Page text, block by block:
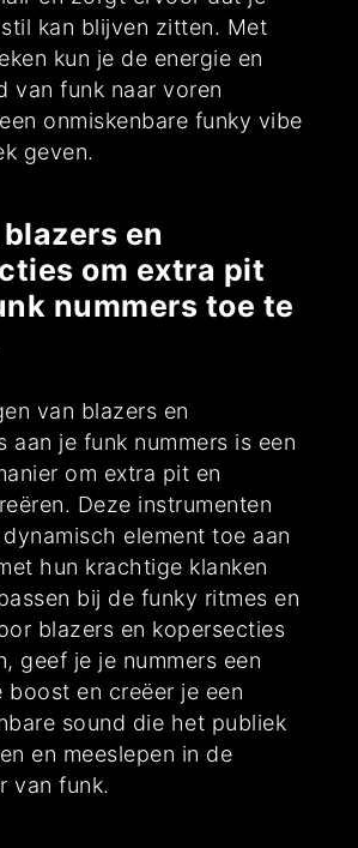
kan blijven zitten. Met
kun je de energie en
van funk naar voren
onmiskenbare funky vibe
geven.
en
om extra pit
nummers toe te
van blazers en
aan je funk nummers is een
om extra pit en
Deze instrumenten
element toe aan
hun krachtige klanken
bij de funky ritmes en
blazers en kopersecties
geef je je nummers een
boost en creëer je een
sound die het publiek
en meeslepen in de
van funk.